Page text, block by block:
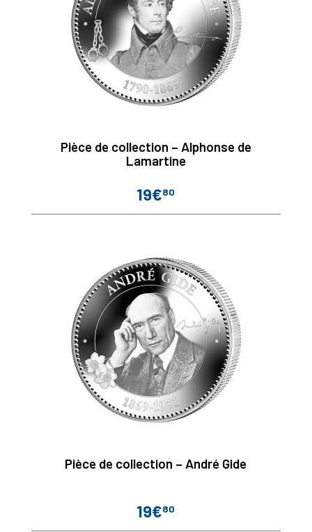
Pièce de collection – Alphonse de
Lamartine
Prix
19€80
Pièce de collection – André Gide
Prix
19€80